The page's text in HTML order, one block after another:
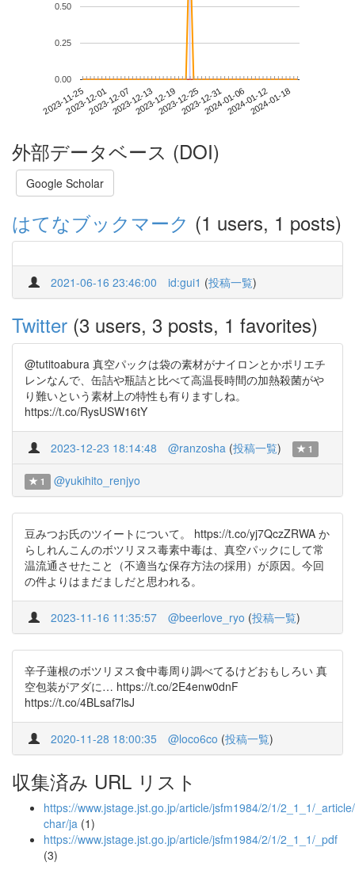
2023-11-252023-12-012023-12-072023-12-132023-12-192023-12-252023-12-312024-01-062024-01-122024-01-18
0.00
0.25
0.50
外部データベース (DOI)
Google Scholar
はてなブックマーク (1 users, 1 posts)
2021-06-16 23:46:00 id:gui1 (投稿一覧)
Twitter (3 users, 3 posts, 1 favorites)
@tutitoabura 真空パックは袋の素材がナイロンとかポリエチ
レンなんで、缶詰や瓶詰と比べて高温長時間の加熱殺菌がや
り難いという素材上の特性も有りますしね。
https://t.co/RysUSW16tY
2023-12-23 18:14:48 @ranzosha (投稿一覧) 1
1 @yukihito_renjyo
豆みつお氏のツイートについて。 https://t.co/yj7QczZRWA か
らしれんこんのボツリヌス毒素中毒は、真空パックにして常
温流通させたこと（不適当な保存方法の採用）が原因。今回
の件よりはまだましだと思われる。
2023-11-16 11:35:57 @beerlove_ryo (投稿一覧)
辛子蓮根のボツリヌス食中毒周り調べてるけどおもしろい 真
空包装がアダに… https://t.co/2E4enw0dnF
https://t.co/4BLsaf7lsJ
2020-11-28 18:00:35 @loco6co (投稿一覧)
収集済み URL リスト
https://www.jstage.jst.go.jp/article/jsfm1984/2/1/2_1_1/
char/ja (1)
https://www.jstage.jst.go.jp/article/jsfm1984/2/1/2_1_1/_pdf
(3)